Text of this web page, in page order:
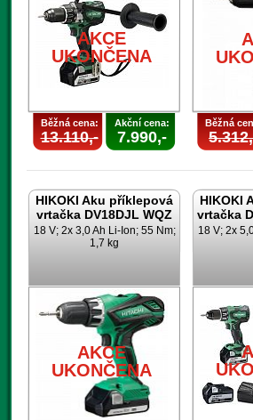
AKCE
UKONČENA
Běžná cena:
13.110,-
Akční cena:
7.990,-
Běžná
HIKOKI Aku příklepová
vrtačka DV18DJL WQZ
18 V; 2x 3,0 Ah Li-Ion; 55 Nm;
1,7 kg
AKCE
UKONČENA
HIKOKI
vrtačka
18 V; 2x